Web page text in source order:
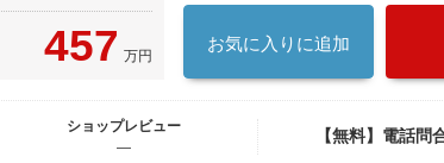
457 万円
お気に入りに追加
ショップレビュー
―
【無料】電話問